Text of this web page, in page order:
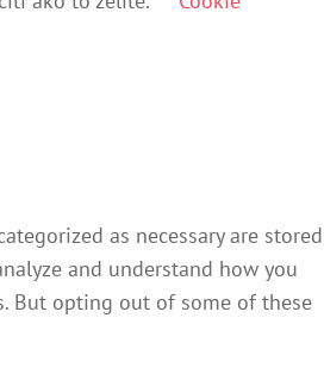
as necessary are stored
and understand how you
But opting out of some of these